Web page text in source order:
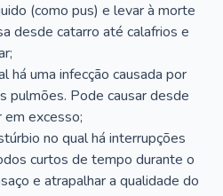
(como pus) e levar à morte
desde catarro até calafrios e
há uma infecção causada por
pulmões. Pode causar desde
excesso;
no qual há interrupções
curtos de tempo durante o
e atrapalhar a qualidade do